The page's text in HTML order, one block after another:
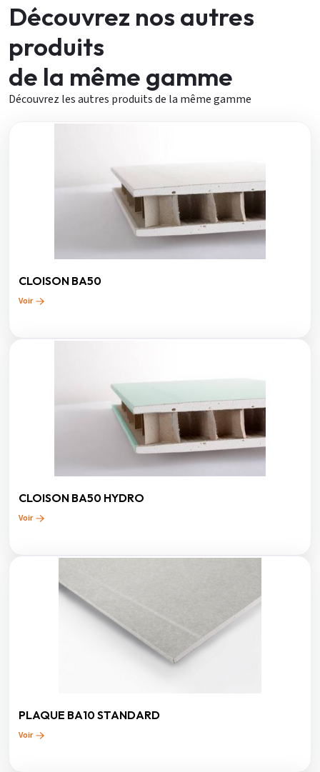
Découvrez nos autres
produits
de la même gamme
Découvrez les autres produits de la même gamme
CLOISON BA50
Voir
CLOISON BA50 HYDRO
Voir
PLAQUE BA10 STANDARD
Voir